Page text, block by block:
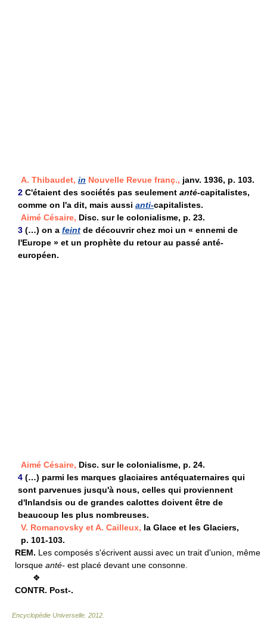
A. Thibaudet, in Nouvelle Revue franç., janv. 1936, p. 103.
2 C'étaient des sociétés pas seulement anté-capitalistes,
comme on l'a dit, mais aussi anti-capitalistes.
Aimé Césaire, Disc. sur le colonialisme, p. 23.
3 (…) on a feint de découvrir chez moi un « ennemi de
l'Europe » et un prophète du retour au passé anté-
européen.
Aimé Césaire, Disc. sur le colonialisme, p. 24.
4 (…) parmi les marques glaciaires antéquaternaires qui
sont parvenues jusqu'à nous, celles qui proviennent
d'Inlandsis ou de grandes calottes doivent être de
beaucoup les plus nombreuses.
V. Romanovsky et A. Cailleux, la Glace et les Glaciers,
p. 101-103.
REM. Les composés s'écrivent aussi avec un trait d'union, même
lorsque anté- est placé devant une consonne.
❖
CONTR. Post-.
Encyclopédie Universelle 2012